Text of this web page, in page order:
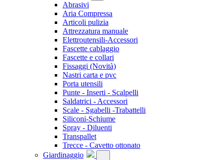
Abrasivi
Aria Compressa
Articoli pulizia
Attrezzatura manuale
Elettroutensili-Accessori
Fascette cablaggio
Fascette e collari
Fissaggi (Novità)
Nastri carta e pvc
Porta utensili
Punte - Inserti - Scalpelli
Saldatrici - Accessori
Scale - Sgabelli -Trabattelli
Siliconi-Schiume
Spray - Diluenti
Transpallet
Trecce - Cavetto ottonato
Giardinaggio